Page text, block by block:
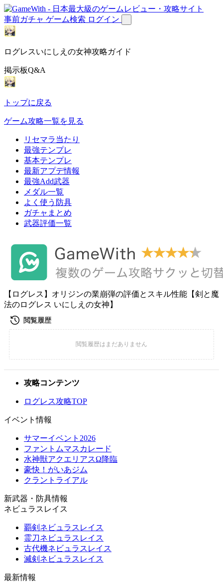
事前ガチャ ゲーム検索 ログイン
ログレスいにしえの女神攻略ガイド
掲示板Q&A
トップに戻る
ゲーム攻略一覧を見る
リセマラ当たり
最強テンプレ
基本テンプレ
最新アプデ情報
最強Add武器
メダル一覧
よく使う防具
ガチャまとめ
武器評価一覧
【ログレス】オリジンの業崩弾の評価とスキル性能【剣と魔
法のログレス いにしえの女神】
攻略コンテンツ
ログレス攻略TOP
イベント情報
サマーイベント2026
ファントムマスカレード
水神獣アクエリアスΩ降臨
豪快！がいあジム
クラントライアル
新武器・防具情報
ネビュラスレイス
覇剣ネビュラスレイス
霊刀ネビュラスレイス
古代機ネビュラスレイス
滅剣ネビュラスレイス
最新情報